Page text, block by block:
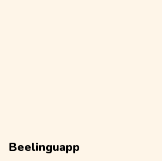
Beelinguapp